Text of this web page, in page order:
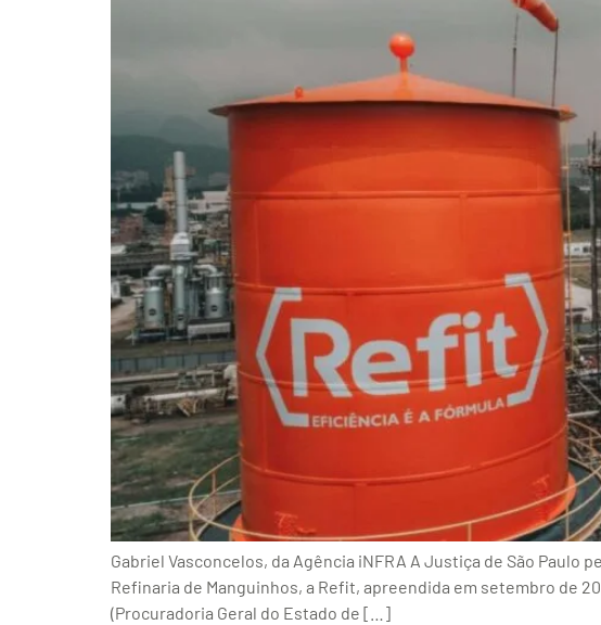
Gabriel Vasconcelos, da Agência iNFRA A Justiça de São
Refinaria de Manguinhos, a Refit, apreendida em setembro de
(Procuradoria Geral do Estado de […]